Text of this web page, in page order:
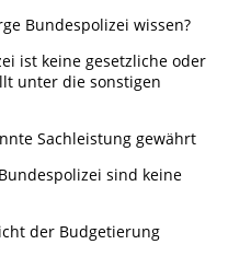
Bundespolizei wissen?
ist keine gesetzliche oder
unter die sonstigen
Sachleistung gewährt
sind keine
der Budgetierung